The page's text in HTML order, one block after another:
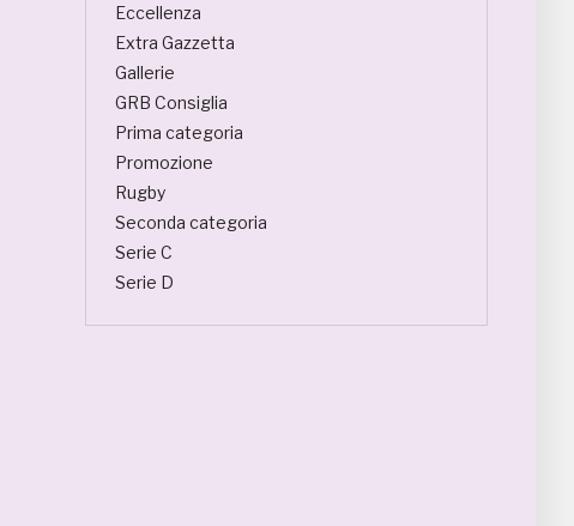
Eccellenza
Extra Gazzetta
Gallerie
GRB Consiglia
Prima categoria
Promozione
Rugby
Seconda categoria
Serie C
Serie D